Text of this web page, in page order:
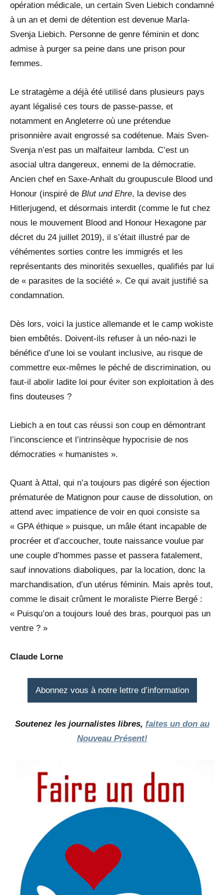
opération médicale, un certain Sven Liebich condamné
à un an et demi de détention est devenue Marla-
Svenja Liebich. Personne de genre féminin et donc
admise à purger sa peine dans une prison pour
femmes.
Le stratagème a déjà été utilisé dans plusieurs pays
ayant légalisé ces tours de passe-passe, et
notamment en Angleterre où une prétendue
prisonnière avait engrossé sa codétenue. Mais Sven-
Svenja n’est pas un malfaiteur lambda. C’est un
asocial ultra dangereux, ennemi de la démocratie.
Ancien chef en Saxe-Anhalt du groupuscule Blood und
Honour (inspiré de Blut und Ehre, la devise des
Hitlerjugend, et désormais interdit (comme le fut chez
nous le mouvement Blood and Honour Hexagone par
décret du 24 juillet 2019), il s’était illustré par de
véhémentes sorties contre les immigrés et les
représentants des minorités sexuelles, qualifiés par lui
de « parasites de la société ». Ce qui avait justifié sa
condamnation.
Dès lors, voici la justice allemande et le camp wokiste
bien embêtés. Doivent-ils refuser à un néo-nazi le
bénéfice d’une loi se voulant inclusive, au risque de
commettre eux-mêmes le péché de discrimination, ou
faut-il abolir ladite loi pour éviter son exploitation à des
fins douteuses ?
Liebich a en tout cas réussi son coup en démontrant
l’inconscience et l’intrinsèque hypocrisie de nos
démocraties « humanistes ».
Quant à Attal, qui n’a toujours pas digéré son éjection
prématurée de Matignon pour cause de dissolution, on
attend avec impatience de voir en quoi consiste sa
« GPA éthique » puisque, un mâle étant incapable de
procréer et d’accoucher, toute naissance voulue par
une couple d’hommes passe et passera fatalement,
sauf innovations diaboliques, par la location, donc la
marchandisation, d’un utérus féminin. Mais après tout,
comme le disait crûment le moraliste Pierre Bergé :
« Puisqu’on a toujours loué des bras, pourquoi pas un
ventre ? »
Claude Lorne
Abonnez vous à notre lettre d’information
Soutenez les journalistes libres, faites un don au
Nouveau Présent!